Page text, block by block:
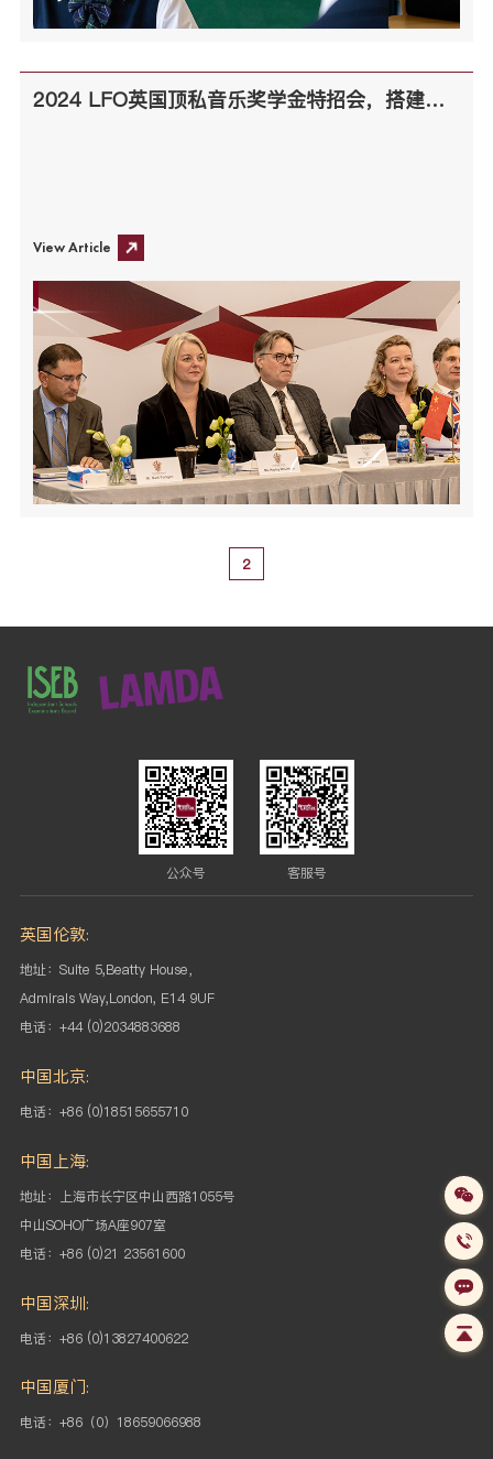
2024 LFO英国顶私音乐奖学金特招会，搭建中英教育桥梁，绽放艺术梦想之花！
View Article
2
公众号 客服号
英国伦敦:
地址：Suite 5,Beatty House，
Admirals Way,London, E14 9UF
电话：+44 (0)2034883688
中国北京:
电话：+86 (0)18515655710
中国上海:
地址：上海市长宁区中山西路1055号
中山SOHO广场A座907室
电话：+86 (0)21 23561600
中国深圳:
电话：+86 (0)13827400622
中国厦门:
电话：+86（0）18659066988